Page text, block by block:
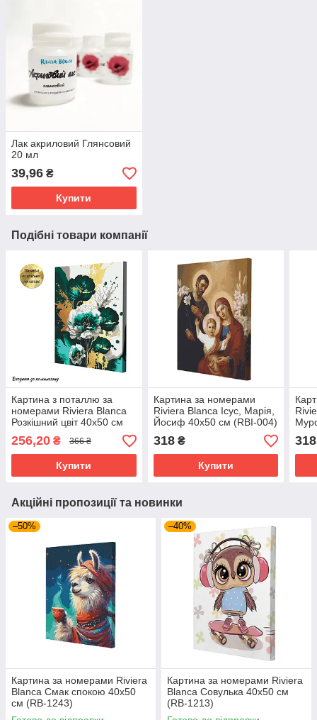
Лак акриловий Глянсовий
20 мл
39,96 ₴
Купити
Подібні товари компанії
Картина з поталлю за
номерами Riviera Blanca
Розкішний цвіт 40x50 см
256,20 ₴ 366 ₴
Купити
Картина за номерами
Riviera Blanca Ісус, Марія,
Йосиф 40x50 см (RBI-004)
318₴
Купити
318
Акційні пропозиції та новинки
–50%
Картина за номерами Riviera
Blanca Смак спокою 40x50
см (RB-1243)
–40%
Картина за номерами Riviera
Blanca Совулька 40x50 см
(RB-1213)